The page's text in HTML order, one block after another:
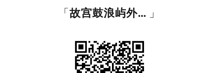
「 故宫鼓浪屿外国文物馆官方网站 」